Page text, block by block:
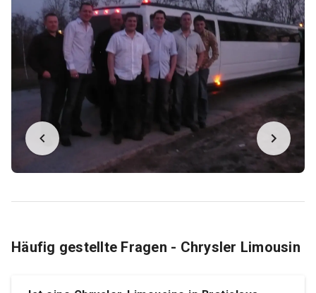
Häufig gestellte Fragen - Chrysler Limousin